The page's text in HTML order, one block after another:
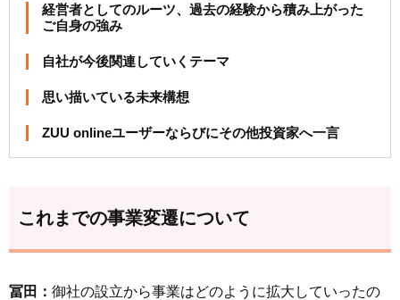
経営者としてのルーツ、過去の経験から積み上がった
ご自身の強み
自社が今後関連していくテーマ
思い描いている未来構想
ZUU onlineユーザーならびにその他投資家へ一言
これまでの事業変遷について
冨田： 御社の設立から事業はどのように拡大していったの